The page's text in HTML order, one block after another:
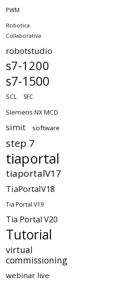
PWM
Robotica
Collaborativa
robotstudio
s7-1200
s7-1500
SCL SFC
Siemens NX MCD
simit software
step 7
tiaportal
tiaportalV17
TiaPortalV18
Tia Portal V19
Tia Portal V20
Tutorial
virtual
commissioning
webinar live